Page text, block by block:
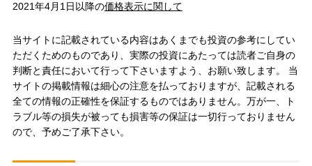
2021年4月1日以降の価格表示に関して
当サイトに記載されている内容はあくまでも投資の参考にしてい
ただくためのものであり、実際の投資にあたっては読者ご自身の
判断と責任において行って下さいますよう、お願い致します。 当
サイトの掲載情報は細心の注意を払っておりますが、記載される
全ての情報の正確性を保証するものではありません。万が一、ト
ラブル等の損失が被っても損害等の保証は一切行っておりません
ので、予めご了承下さい。